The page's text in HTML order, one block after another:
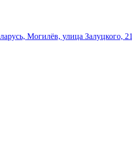
Могилёв, улица Залуцкого, 21